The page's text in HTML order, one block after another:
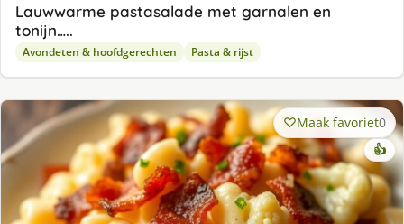
Lauwwarme pastasalade met garnalen en
tonijn…..
Avondeten & hoofdgerechten Pasta & rijst
Maak favoriet0
👍